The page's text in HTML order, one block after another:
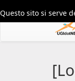
Questo sito si serve